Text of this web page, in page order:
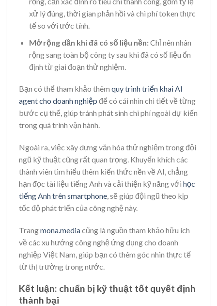
xử lý đúng, thời gian phản hồi và chi phí token thực
tế so với ước tính.
Mở rộng dần khi đã có số liệu nền:Chỉ nên nhân
rộng sang toàn bộ công ty sau khi đã có số liệu ổn
định từ giai đoạn thử nghiệm.
Bạn có thể tham khảo thêm quy trình triển khai AI
agent cho doanh nghiệp để có cái nhìn chi tiết về từng
bước cụ thể, giúp tránh phát sinh chi phí ngoài dự kiến
trong quá trình vận hành.
Ngoài ra, việc xây dựng văn hóa thử nghiệm trong đội
ngũ kỹ thuật cũng rất quan trọng. Khuyến khích các
thành viên tìm hiểu thêm kiến thức nền về AI, chẳng
hạn đọc tài liệu tiếng Anh và cải thiện kỹ năng với học
tiếng Anh trên smartphone, sẽ giúp đội ngũ theo kịp
tốc độ phát triển của công nghệ này.
Trangmona.mediacũng là nguồn tham khảo hữu ích
về các xu hướng công nghệ ứng dụng cho doanh
nghiệp Việt Nam, giúp bạn có thêm góc nhìn thực tế
từ thị trường trong nước.
Kết luận: chuẩn bị kỹ thuật tốt quyết định
thành bại